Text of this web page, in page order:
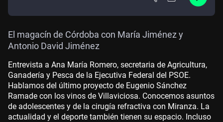
El magacín de Córdoba con María Jiménez y
Antonio David Jiménez
Entrevista a Ana María Romero, secretaria de Agricultura,
Ganadería y Pesca de la Ejecutiva Federal del PSOE.
Hablamos del último proyecto de Eugenio Sánchez
Ramade con los vinos de Villaviciosa. Conocemos asuntos
de adolescentes y de la cirugía refractiva con Miranza. La
actualidad y el deporte también tienen su espacio. Incluso